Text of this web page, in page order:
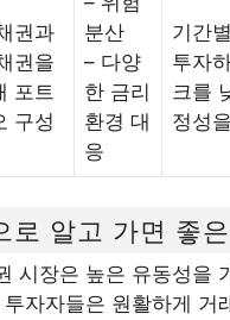
권과
권을
포트
구성
분산
– 다양
한 금리
환경 대
응
기간
투자
크를
정성
로 알고 가면 좋
시장은 높은 유동성을
자자들은 원활하게 거